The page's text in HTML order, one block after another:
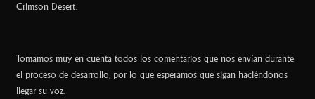
Crimson Desert.
Tomamos muy en cuenta todos los comentarios que nos envían durante
el proceso de desarrollo, por lo que esperamos que sigan haciéndonos
llegar su voz.